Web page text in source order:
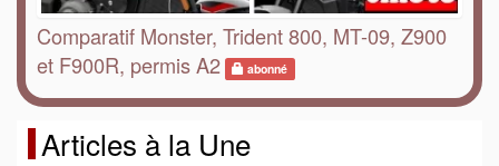
Comparatif Monster, Trident 800, MT-09, Z900
et F900R, permis A2
abonné
Articles à la Une